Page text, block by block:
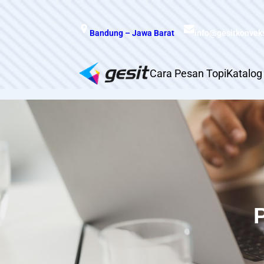
Bandung – Jawa Barat
Cara Pesan TopiKatalog